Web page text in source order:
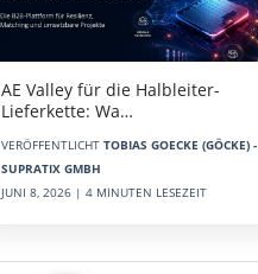
AE Valley für die Halbleiter-
Lieferkette: Wa…
VERÖFFENTLICHT TOBIAS GOECKE (GÖCKE) -
SUPRATIX GMBH
JUNI 8, 2026 | 4 MINUTEN LESEZEIT